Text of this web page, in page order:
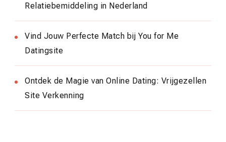
Relatiebemiddeling in Nederland
Vind Jouw Perfecte Match bij You for Me
Datingsite
Ontdek de Magie van Online Dating: Vrijgezellen
Site Verkenning